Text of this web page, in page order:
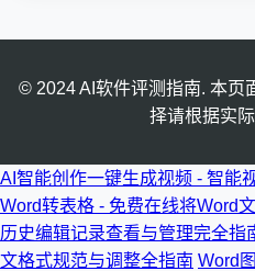
© 2024 AI软件评测指南. 本页
择请根据实际
AI智能创作一键生成视频 - 智能
Word转表格 - 免费在线将Word
历史编辑记录查看与管理完全指
文格式规范与调整全指南 Word